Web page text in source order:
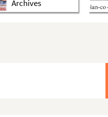
Archives